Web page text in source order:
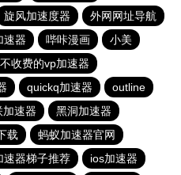
旋风加速度器
外网网址导航
速器 哔咔漫画
小美
收费的vp加速器
quickq加速器
outline
加速器
黑洞加速器
载
蚂蚁加速器官网
速器梯子推荐
ios加速器